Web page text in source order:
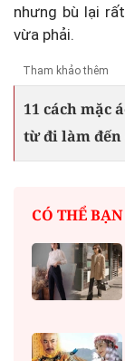
nhưng bù lại
vừa phải.
Tham khảo thêm
11 cách mặc
từ đi làm
CÓ THỂ